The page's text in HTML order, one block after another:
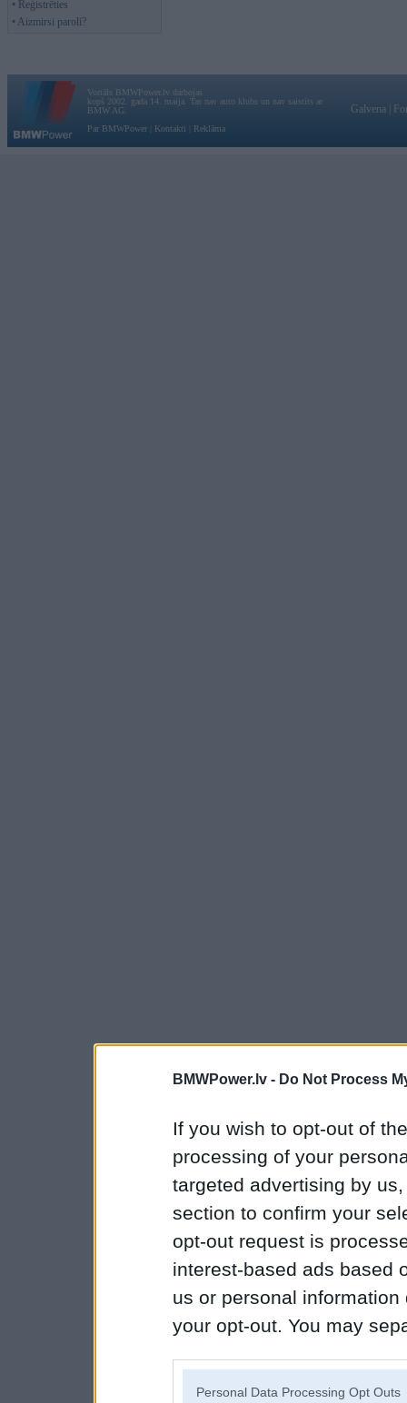
BMWPower.lv - Do Not Process
If you wish to opt-out of
processing of your
targeted advertising by
section to confirm your
opt-out request is
interest-based ads based
us or personal
your opt-out. You may
Personal Data Processing Opt Outs
• Reģistrēties
• Aizmirsi paroli?
Vortāls BMWPower.lv darbojas
kopš 2002. gada 14. maija. Tas nav auto klubs un nav saistīts ar
BMW AG.
Par BMWPower
Kontakti Reklāma
Galvena